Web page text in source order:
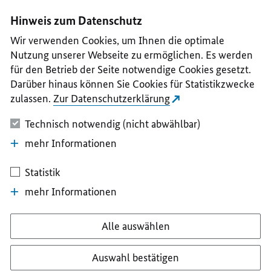
II
III
IV
V
Hinweis zum Datenschutz
Wir verwenden Cookies, um Ihnen die optimale
Nutzung unserer Webseite zu ermöglichen. Es werden
für den Betrieb der Seite notwendige Cookies gesetzt.
Darüber hinaus können Sie Cookies für Statistikzwecke
zulassen. Zur Datenschutzerklärung
Technisch notwendig (nicht abwählbar)
mehr Informationen
Statistik
mehr Informationen
Alle auswählen
Auswahl bestätigen